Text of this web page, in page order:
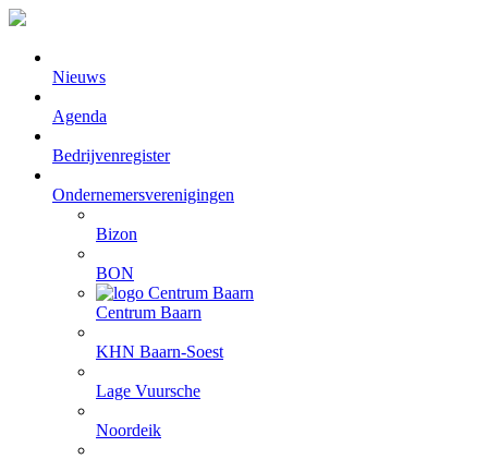
Nieuws
Agenda
Bedrijvenregister
Ondernemersverenigingen
Bizon
BON
Centrum Baarn
KHN Baarn-Soest
Lage Vuursche
Noordeik